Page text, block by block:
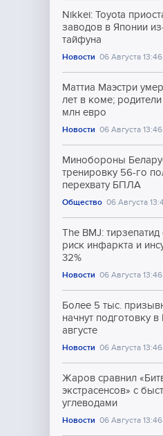
Nikkei: Toyota
заводов в Японии
тайфуна
Новости 06 Августа 13:46
Маттиа Маэстри
лет в коме; родители
млн евро
Новости 06 Августа 13:46
Минобороны
тренировку 56-го
перехвату БПЛА
Общество 06 Августа
The BMJ: тирзепатид
риск инфаркта и
32%
Новости 06 Августа 13:46
Более 5 тыс.
начнут подготовку
августе
Новости 06 Августа 13:46
Жаров сравнил
экстрасенсов» с
углеводами
Новости 06 Августа 13:46